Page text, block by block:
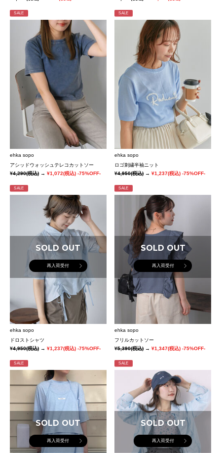
SALE
ehka sopo
アシッドウォッシュテレコカットソー
¥4,290(税込) → ¥1,072(税込) -75%OFF-
SALE
ehka sopo
ロゴ刺繍半袖ニット
¥4,950(税込)→¥1,237(税込) -75%OFF-
SALE
SOLD OUT
再入荷受付
ehka sopo
ドロストシャツ
¥4,950(税込) → ¥1,237(税込) -75%OFF-
SALE
SOLD OUT
再入荷受付
ehka sopo
フリルカットソー
¥5,390(税込)→¥1,347(税込) -75%OFF-
SALE
SOLD OUT
再入荷受付
SALE
SOLD OUT
再入荷受付